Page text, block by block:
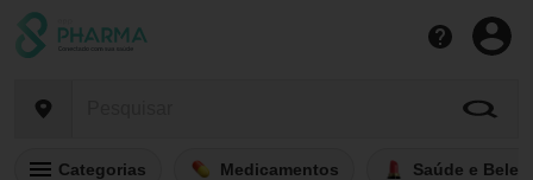
Categorias Medicamentos Saúde e